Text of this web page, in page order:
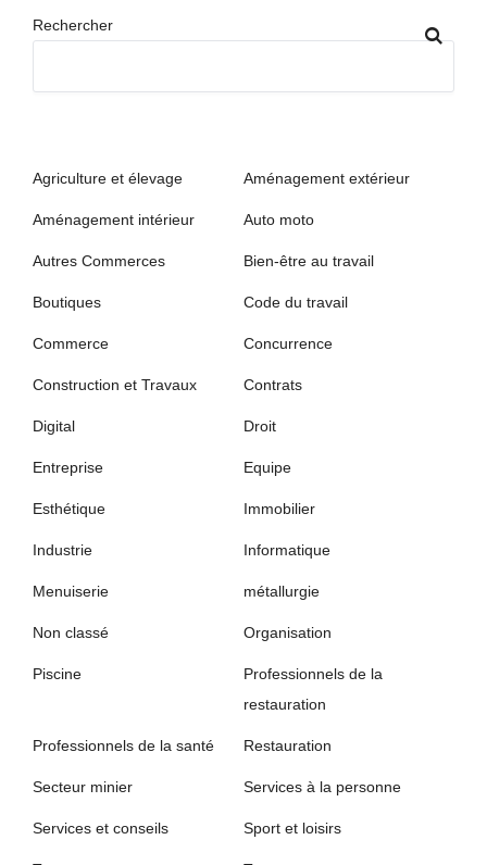
Rechercher
Agriculture et élevage Aménagement extérieur
Aménagement intérieur Auto moto
Autres Commerces Bien-être au travail
Boutiques Code du travail
Commerce Concurrence
Construction et Travaux Contrats
Digital Droit
Entreprise Equipe
Esthétique Immobilier
Industrie Informatique
Menuiserie métallurgie
Non classé Organisation
Piscine
Professionnels de la
restauration
Professionnels de la santé Restauration
Secteur minier Services à la personne
Services et conseils Sport et loisirs